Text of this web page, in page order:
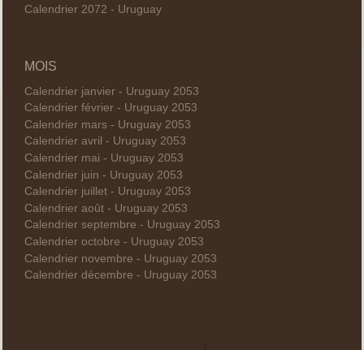
Calendrier 2072 - Uruguay
MOIS
Calendrier janvier - Uruguay 2053
Calendrier février - Uruguay 2053
Calendrier mars - Uruguay 2053
Calendrier avril - Uruguay 2053
Calendrier mai - Uruguay 2053
Calendrier juin - Uruguay 2053
Calendrier juillet - Uruguay 2053
Calendrier août - Uruguay 2053
Calendrier septembre - Uruguay 2053
Calendrier octobre - Uruguay 2053
Calendrier novembre - Uruguay 2053
Calendrier décembre - Uruguay 2053